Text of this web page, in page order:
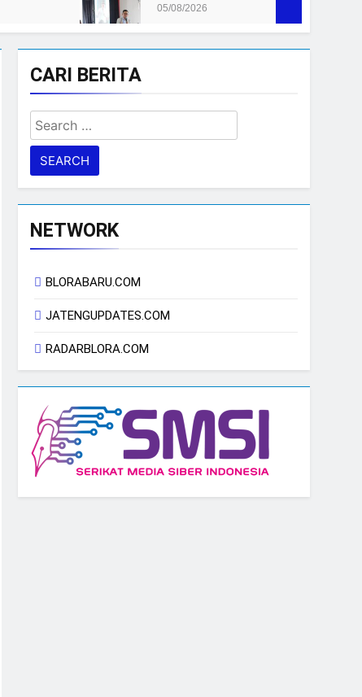
05/08/2026
CARI BERITA
Search
for:
NETWORK
BLORABARU.COM
JATENGUPDATES.COM
RADARBLORA.COM